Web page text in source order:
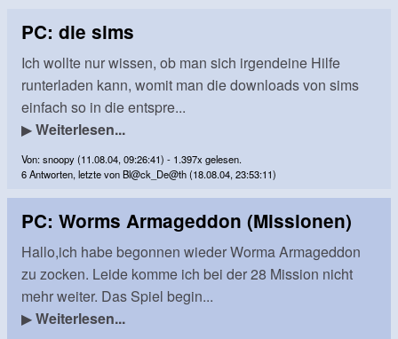
PC: die sims
Ich wollte nur wissen, ob man sich irgendeine Hilfe
runterladen kann, womit man die downloads von sims
einfach so in die entspre...
▶Weiterlesen...
Von: snoopy (11.08.04, 09:26:41) - 1.397x gelesen.
6 Antworten, letzte von Bl@ck_De@th (18.08.04, 23:53:11)
PC: Worms Armageddon (Missionen)
Hallo,ich habe begonnen wieder Worma Armageddon
zu zocken. Leide komme ich bei der 28 Mission nicht
mehr weiter. Das Spiel begin...
▶Weiterlesen...